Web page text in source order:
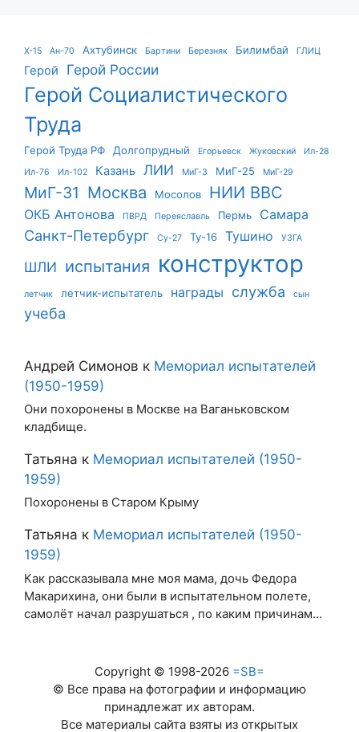
X-15 Ан-70 Ахтубинск Бартини Березняк Билимбай ГЛИЦ
Герой Герой России
Герой Социалистического
Труда
Герой Труда РФ Долгопрудный Егорьевск Жуковский
Ил-28
Ил-76
Ил-102 Казань ЛИИ МиГ-3 МиГ-25 МиГ-29
МиГ-31 Москва Мосолов НИИ ВВС
ОКБ Антонова ПВРД Переяславль Пермь Самара
Санкт-Петербург Су-27 Ту-16 Тушино УЗГА
ШЛИ испытания конструктор
летчик летчик-испытатель награды служба сын
учеба
Андрей Симонов к Мемориал испытателей
(1950-1959)
Они похоронены в Москве на Ваганьковском
кладбище.
Татьяна к Мемориал испытателей (1950-
1959)
Похоронены в Старом Крыму
Татьяна к Мемориал испытателей (1950-
1959)
Как рассказывала мне моя мама, дочь Федора
Макарихина, они были в испытательном полете,
самолёт начал разрушаться , по каким причинам…
Copyright © 1998-2026 =SB=
© Все права на фотографии и информацию
принадлежат их авторам.
Все материалы сайта взяты из открытых